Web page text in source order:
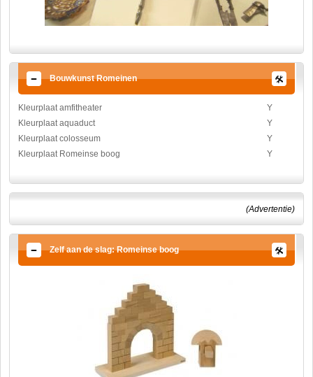
Bouwkunst Romeinen
Kleurplaat amfitheater
Y
Kleurplaat aquaduct
Y
Kleurplaat colosseum
Y
Kleurplaat Romeinse boog
Y
(Advertentie)
Zelf aan de slag: Romeinse boog